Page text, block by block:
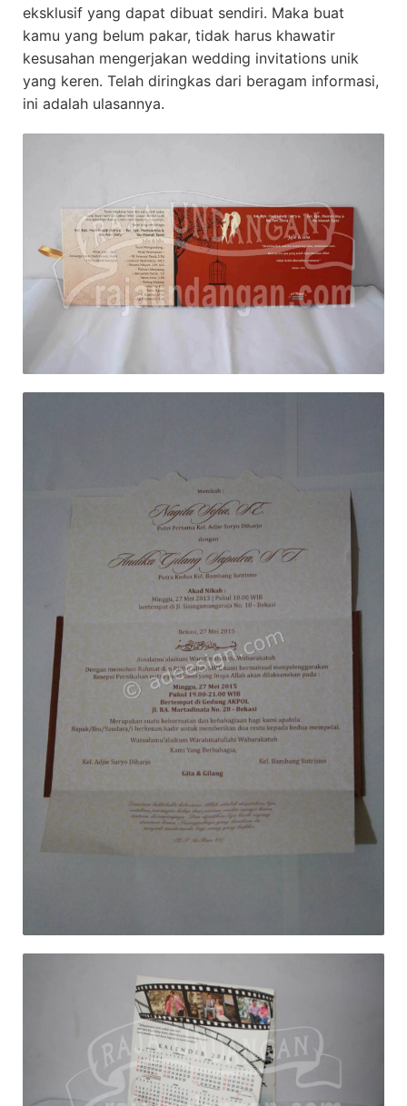
eksklusif yang dapat dibuat sendiri. Maka buat
kamu yang belum pakar, tidak harus khawatir
kesusahan mengerjakan wedding invitations unik
yang keren. Telah diringkas dari beragam informasi,
ini adalah ulasannya.